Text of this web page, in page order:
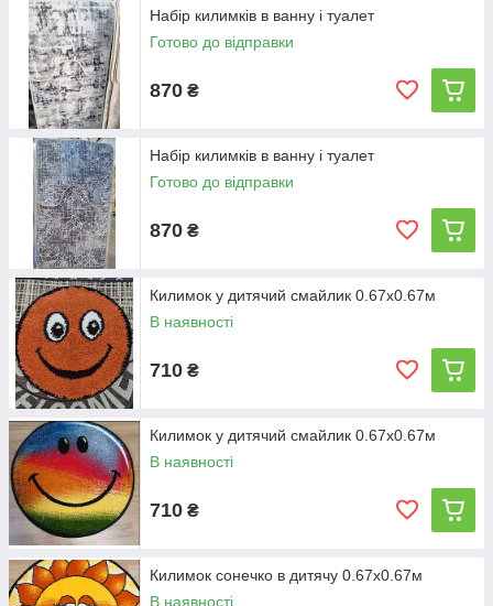
Набір килимків в ванну і туалет
Готово до відправки
870 ₴
Набір килимків в ванну і туалет
Готово до відправки
870 ₴
Килимок у дитячий смайлик 0.67х0.67м
В наявності
710 ₴
Килимок у дитячий смайлик 0.67х0.67м
В наявності
710 ₴
Килимок сонечко в дитячу 0.67х0.67м
В наявності